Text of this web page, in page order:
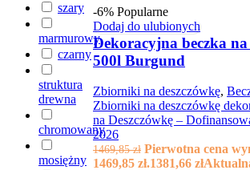
szary
marmurowy
czarny
struktura
drewna
chromowany
mosiężny
-6% Popularne
Dodaj do ulubionych
Dekoracyjna beczka na
500l Burgund
Zbiorniki na deszczówkę,
Zbiorniki na deszczówkę
na Deszczówkę –
2026
1469,85zł Pierwotna cena
1469,85 zł.1381,66 zł